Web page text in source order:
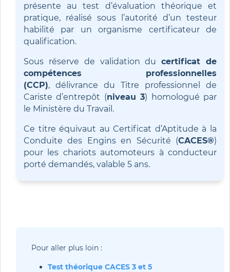
présente autest d’évaluation théorique et
pratique, réalisé sous l’autorité d’un testeur
habilité
par un organisme certificateur de
qualification.
Sous réserve de validation ducertificat de
compétences professionnelles
(CCP), délivrance du Titre professionnel de
Cariste d’entrepôt (niveau 3) homologué par
le Ministère du Travail.
Ce titre équivaut au Certificat d’Aptitude à la
Conduite des Engins en Sécurité (CACES®)
pour les chariots automoteurs à conducteur
porté demandés, valable 5 ans.
Pour aller plus loin :
Test théorique CACES 3 et 5